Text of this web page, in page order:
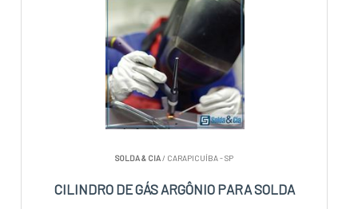
SOLDA & CIA/ CARAPICUÍBA - SP
CILINDRO DE GÁS ARGÔNIO PARA SOLDA